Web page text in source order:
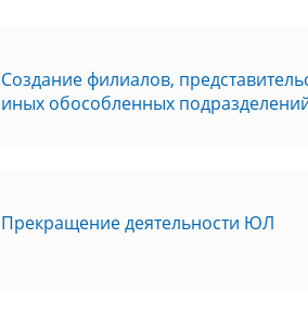
Создание филиалов,
иных обособленных
Прекращение деятельности ЮЛ